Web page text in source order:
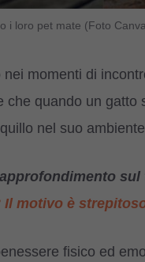
i loro pet mate (Foto
momenti di
quando un
nel suo
sul
motivo è
fisico ed